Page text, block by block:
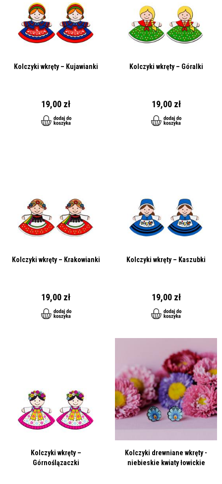
Kolczyki wkręty – Kujawianki
19,00 zł
Kolczyki wkręty – Góralki
19,00 zł
Kolczyki wkręty – Krakowianki
19,00 zł
Kolczyki wkręty – Kaszubki
19,00 zł
Kolczyki wkręty –
Górnoślązaczki
Kolczyki drewniane wkręty -
niebieskie kwiaty łowickie